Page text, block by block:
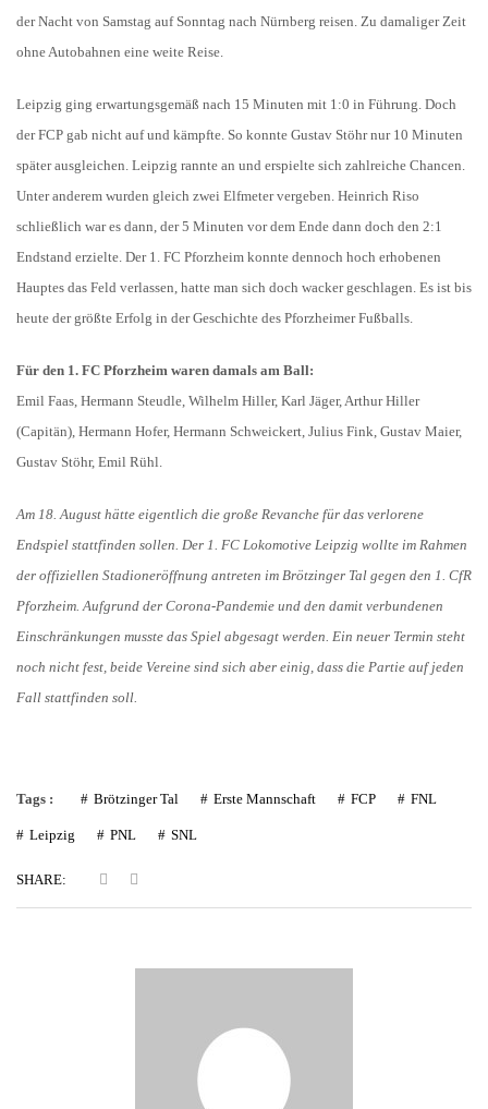
der Nacht von Samstag auf Sonntag nach Nürnberg reisen. Zu damaliger Zeit
ohne Autobahnen eine weite Reise.
Leipzig ging erwartungsgemäß nach 15 Minuten mit 1:0 in Führung. Doch
der FCP gab nicht auf und kämpfte. So konnte Gustav Stöhr nur 10 Minuten
später ausgleichen. Leipzig rannte an und erspielte sich zahlreiche Chancen.
Unter anderem wurden gleich zwei Elfmeter vergeben. Heinrich Riso
schließlich war es dann, der 5 Minuten vor dem Ende dann doch den 2:1
Endstand erzielte. Der 1. FC Pforzheim konnte dennoch hoch erhobenen
Hauptes das Feld verlassen, hatte man sich doch wacker geschlagen. Es ist bis
heute der größte Erfolg in der Geschichte des Pforzheimer Fußballs.
Für den 1. FC Pforzheim waren damals am Ball:
Emil Faas, Hermann Steudle, Wilhelm Hiller, Karl Jäger, Arthur Hiller
(Capitän), Hermann Hofer, Hermann Schweickert, Julius Fink, Gustav Maier,
Gustav Stöhr, Emil Rühl.
Am 18. August hätte eigentlich die große Revanche für das verlorene
Endspiel stattfinden sollen. Der 1. FC Lokomotive Leipzig wollte im Rahmen
der offiziellen Stadioneröffnung antreten im Brötzinger Tal gegen den 1. CfR
Pforzheim. Aufgrund der Corona-Pandemie und den damit verbundenen
Einschränkungen musste das Spiel abgesagt werden. Ein neuer Termin steht
noch nicht fest, beide Vereine sind sich aber einig, dass die Partie auf jeden
Fall stattfinden soll.
Tags : Brötzinger Tal Erste Mannschaft FCP FNL
Leipzig PNL SNL
SHARE: